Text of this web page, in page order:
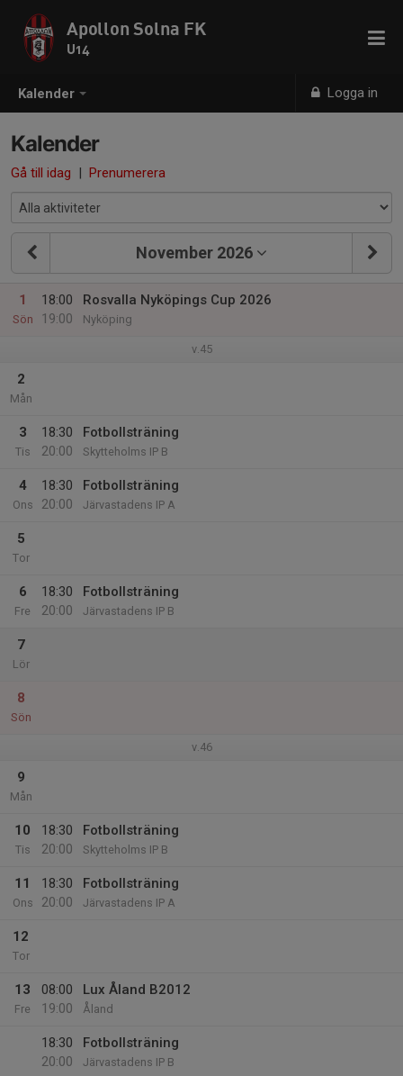
Kalender Logga in
Apollon Solna FK
U14
Kalender
Gå till idag | Prenumerera
November 2026
1
Sön
18:00
19:00
Rosvalla Nyköpings Cup 2026
Nyköping
v.45
2
Mån
3
Tis
18:30
20:00
Fotbollsträning
Skytteholms IP B
4
Ons
18:30
20:00
Fotbollsträning
Järvastadens IP A
5
Tor
6
Fre
18:30
20:00
Fotbollsträning
Järvastadens IP B
7
Lör
8
Sön
v.46
9
Mån
10
Tis
18:30
20:00
Fotbollsträning
Skytteholms IP B
11
Ons
18:30
20:00
Fotbollsträning
Järvastadens IP A
12
Tor
13
Fre
08:00
19:00
Lux Åland B2012
Åland
18:30
20:00
Fotbollsträning
Järvastadens IP B